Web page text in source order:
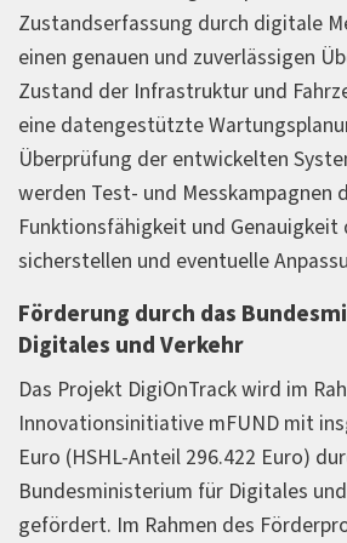
Zustandserfassung durch digitale
einen genauen und zuverlässigen
Zustand der Infrastruktur und
eine datengestützte
Überprüfung der entwickelten
werden Test- und Messkampagnen
Funktionsfähigkeit und Genauigkeit
sicherstellen und eventuelle
Förderung durch das
Digitales und Verkehr
Das Projekt DigiOnTrack wird im
Innovationsinitiative mFUND mit
Euro (HSHL-Anteil 296.422 Euro)
Bundesministerium für Digitales
gefördert. Im Rahmen des